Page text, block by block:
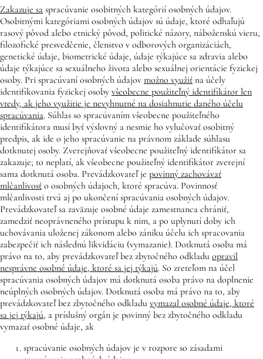
Zakazuje sa spracúvanie osobitných kategórií osobných údajov.
Osobitnými kategóriami osobných údajov sú údaje, ktoré odhaľujú
rasový pôvod alebo etnický pôvod, politické názory, náboženskú vieru,
filozofické presvedčenie, členstvo v odborových organizáciách,
genetické údaje, biometrické údaje, údaje týkajúce sa zdravia alebo
údaje týkajúce sa sexuálneho života alebo sexuálnej orientácie fyzickej
osoby. Pri spracúvaní osobných údajov možno využiť na účely
identifikovania fyzickej osoby všeobecne použiteľný identifikátor len
vtedy, ak jeho využitie je nevyhnutné na dosiahnutie daného účelu
spracúvania. Súhlas so spracúvaním všeobecne použiteľného
identifikátora musí byť výslovný a nesmie ho vylučovať osobitný
predpis, ak ide o jeho spracúvanie na právnom základe súhlasu
dotknutej osoby. Zverejňovať všeobecne použiteľný identifikátor sa
zakazuje; to neplatí, ak všeobecne použiteľný identifikátor zverejní
sama dotknutá osoba. Prevádzkovateľ je povinný zachovávať
mlčanlivosť o osobných údajoch, ktoré spracúva. Povinnosť
mlčanlivosti trvá aj po ukončení spracúvania osobných údajov.
Prevádzkovateľ sa zaväzuje osobné údaje zamestnanca chrániť,
zamedziť neoprávneného prístupu k nim, a po uplynutí doby ich
uchovávania uloženej zákonom alebo zániku účelu ich spracovania
zabezpečiť ich následnú likvidáciu (vymazanie). Dotknutá osoba má
právo na to, aby prevádzkovateľ bez zbytočného odkladu opravil
nesprávne osobné údaje, ktoré sa jej týkajú. So zreteľom na účel
spracúvania osobných údajov má dotknutá osoba právo na doplnenie
neúplných osobných údajov. Dotknutá osoba má právo na to, aby
prevádzkovateľ bez zbytočného odkladu vymazal osobné údaje, ktoré
sa jej týkajú, a príslušný orgán je povinný bez zbytočného odkladu
vymazať osobné údaje, ak
spracúvanie osobných údajov je v rozpore so zásadami